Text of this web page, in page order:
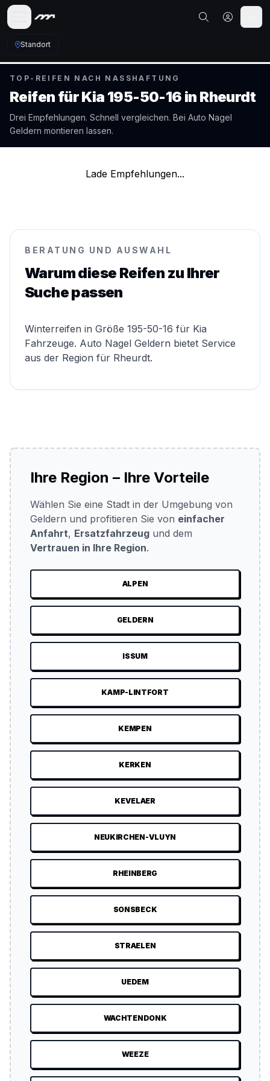
Standort
TOP-REIFEN NACH NASSHAFTUNG
Reifen fürKia 195-50-16 in Rheurdt
Drei Empfehlungen. Schnell vergleichen. Bei Auto Nagel
Geldern montieren lassen.
Lade Empfehlungen...
BERATUNG UND AUSWAHL
Warum diese Reifen zu Ihrer
Suche passen
Winterreifen in Größe 195-50-16 für Kia
Fahrzeuge. Auto Nagel Geldern bietet Service
aus der Region für Rheurdt.
Ihre Region – Ihre Vorteile
Wählen Sie eine Stadt in der Umgebung von
Geldern und profitieren Sie von einfacher
Anfahrt, Ersatzfahrzeug und dem
Vertrauen in Ihre Region.
ALPEN
GELDERN
ISSUM
KAMP-LINTFORT
KEMPEN
KERKEN
KEVELAER
NEUKIRCHEN-VLUYN
RHEINBERG
SONSBECK
STRAELEN
UEDEM
WACHTENDONK
WEEZE